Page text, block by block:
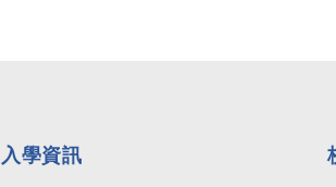
入學資訊